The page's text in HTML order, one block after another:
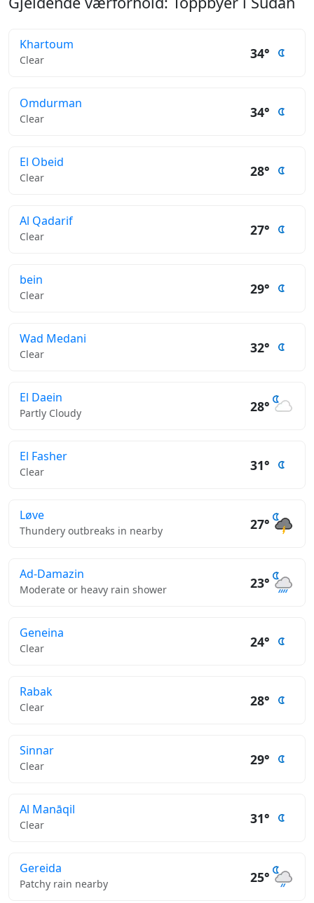
Khartoum
Clear 34°
Omdurman
Clear 34°
El Obeid
Clear 28°
Al Qadarif
Clear 27°
bein
Clear 29°
Wad Medani
Clear 32°
El Daein
Partly Cloudy 28°
El Fasher
Clear 31°
Løve
Thundery outbreaks in nearby 27°
Ad-Damazin
Moderate or heavy rain shower 23°
Geneina
Clear 24°
Rabak
Clear 28°
Sinnar
Clear 29°
Al Manāqil
Clear 31°
Gereida
Patchy rain nearby 25°